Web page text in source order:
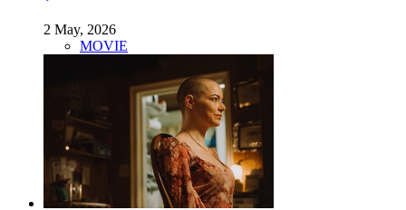
2 May, 2026
MOVIE